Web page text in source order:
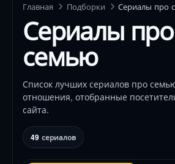
Главная Подборки Сериалы про
Сериалы про
семью
Список лучших сериалов про
отношения, отобранные
сайта.
49 сериалов